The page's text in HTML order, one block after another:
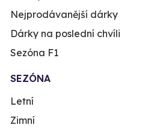
Nejprodávanější dárky
Dárky na poslední chvíli
Sezóna F1
SEZÓNA
Letní
Zimní